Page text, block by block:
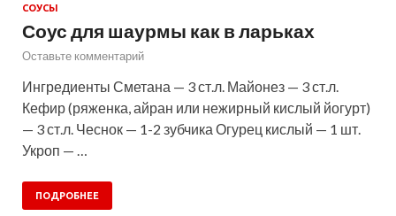
СОУСЫ
Соус для шаурмы как в ларьках
Оставьте комментарий
Ингредиенты Сметана — 3 ст.л. Майонез — 3 ст.л.
Кефир (ряженка, айран или нежирный кислый йогурт)
— 3 ст.л. Чеснок — 1-2 зубчика Огурец кислый — 1 шт.
Укроп — …
ПОДРОБНЕЕ